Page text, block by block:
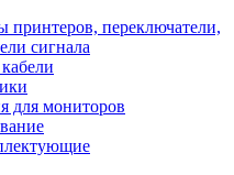
принтеров, переключатели,
сигнала
для мониторов